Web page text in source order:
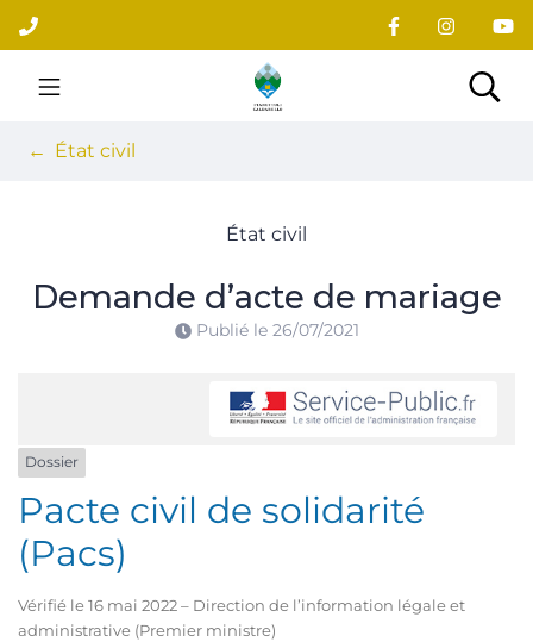
Aller
au
contenu
Site officiel du village
État civil
État civil
Demande d’acte de mariage
Publié le 26/07/2021
Dossier
Pacte civil de solidarité
(Pacs)
Vérifié le 16 mai 2022 – Direction de l’information légale et
administrative (Premier ministre)